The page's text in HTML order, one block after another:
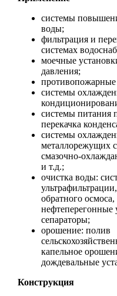
системы
воды;
фильтрация и
системах
моечные
давления;
противопожарные
системы
системы питания
перекачка
системы
металлорежущих
смазочно-
и т.д.;
очистка воды:
обратного осмоса,
нефтеперегонные
сепараторы;
орошение: полив
капельное
дождевальные
Конструкция